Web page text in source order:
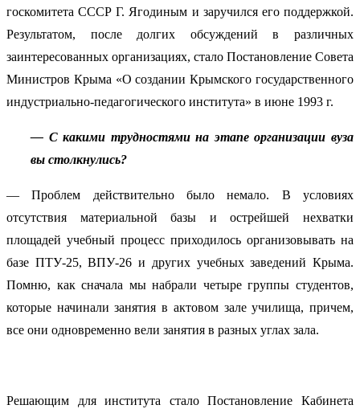
госкомитета СССР Г. Ягодиным и заручился его поддержкой.
Результатом, после долгих обсуждений в различных
заинтересованных организациях, стало Постановление Совета
Министров Крыма «О создании Крымского государственного
индустриально-педагогического института» в июне 1993 г.
— С какими трудностями на этапе организации вуза
вы столкнулись?
— Проблем действительно было немало. В условиях
отсутствия материальной базы и острейшей нехватки
площадей учебный процесс приходилось организовывать на
базе ПТУ-25, ВПУ-26 и других учебных заведений Крыма.
Помню, как сначала мы набрали четыре группы студентов,
которые начинали занятия в актовом зале училища, причем,
все они одновременно вели занятия в разных углах зала.
Решающим для института стало Постановление Кабинета